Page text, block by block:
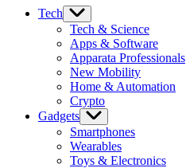
Tech
Tech & Science
Apps & Software
Apparata Professionals
New Mobility
Home & Automation
Crypto
Gadgets
Smartphones
Wearables
Toys & Electronics